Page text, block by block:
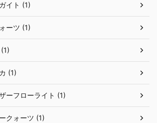
イト (1)
ーツ (1)
(1)
ーフローライト (1)
クォーツ (1)